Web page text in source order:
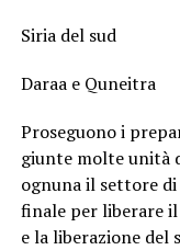
Siria del sud
Daraa e Quneitra
Proseguono i
giunte molte unità
ognuna il settore
finale per liberare
e la liberazione del